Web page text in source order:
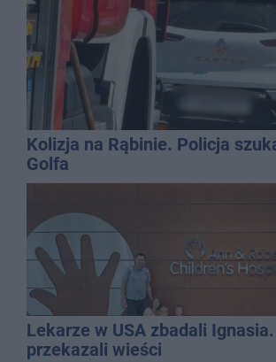
Kolizja na Rąbinie. Policja
Golfa
Lekarze w USA zbadali
przekazali wieści